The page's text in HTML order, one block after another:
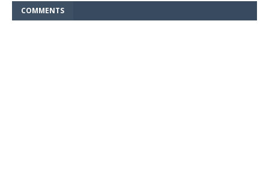
COMMENTS